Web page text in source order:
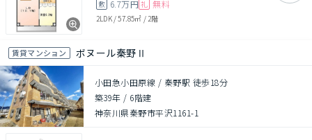
敷 6.7万円 礼 無料
2LDK/57.85㎡ / 2階
賃貸マンション ボヌール秦野Ⅱ
小田急小田原線 / 秦野駅 徒歩18分
築39年 / 6階建
神奈川県秦野市平沢1161-1